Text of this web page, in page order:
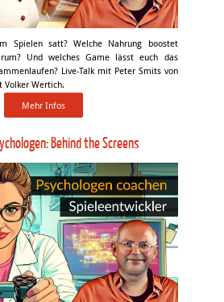
Spielen satt? Welche Nahrung boostet
Und welches Game lässt euch das
Live-Talk mit Peter Smits von
Volker Wertich.
Mehr Infos
Behind the Screens